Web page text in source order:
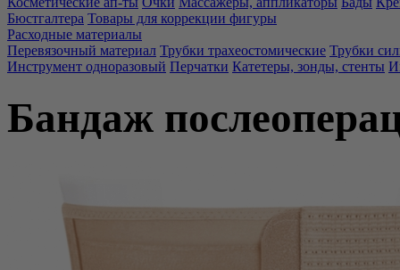
Бюстгалтера Товары для коррекции фигуры
Расходные материалы
Перевязочный материал Трубки трахеостомические Трубки
Инструмент одноразовый Перчатки Катетеры, зонды, стенты
Бандаж